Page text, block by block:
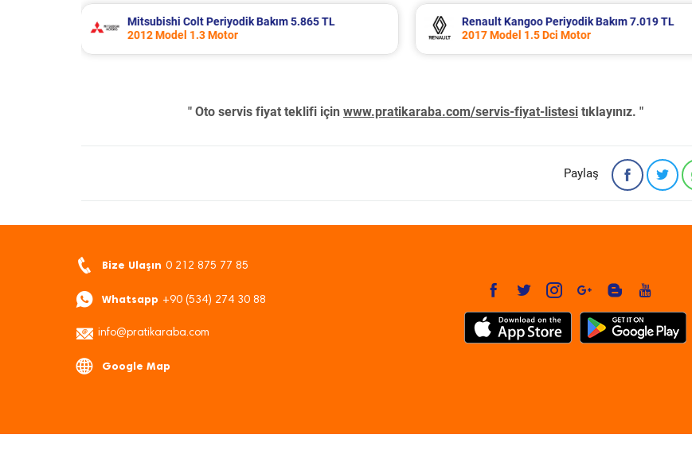
Renault Kangoo Periyodik Bakım 7.019 TL
2017 Model 1.5 Dci Motor
Renault Clio Periyodik Bakım 7.234 TL
2023 Model 1.0 Tce Motor
" Oto servis fiyat teklifi için www.pratikaraba.com/servis-fiyat-listesi tıklayınız. "
Paylaş
Bize Ulaşın 0 212 875 77 85
Whatsapp +90 (534) 274 30 88
info@pratikaraba.com
Google Map